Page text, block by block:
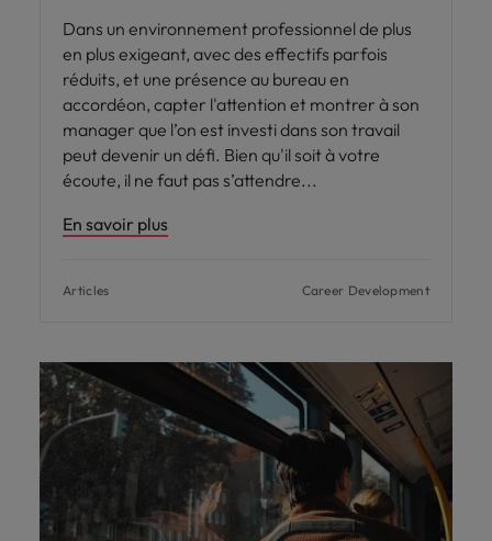
Dans un environnement professionnel de plus
en plus exigeant, avec des effectifs parfois
réduits, et une présence au bureau en
accordéon, capter l'attention et montrer à son
manager que l’on est investi dans son travail
peut devenir un défi. Bien qu'il soit à votre
écoute, il ne faut pas s’attendre
En savoir plus
Articles Career Development